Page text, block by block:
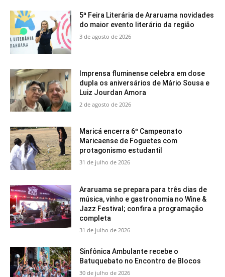
5ª Feira Literária de Araruama novidades
do maior evento literário da região
3 de agosto de 2026
Imprensa fluminense celebra em dose
dupla os aniversários de Mário Sousa e
Luiz Jourdan Amora
2 de agosto de 2026
Maricá encerra 6º Campeonato
Maricaense de Foguetes com
protagonismo estudantil
31 de julho de 2026
Araruama se prepara para três dias de
música, vinho e gastronomia no Wine &
Jazz Festival; confira a programação
completa
31 de julho de 2026
Sinfônica Ambulante recebe o
Batuquebato no Encontro de Blocos
30 de julho de 2026